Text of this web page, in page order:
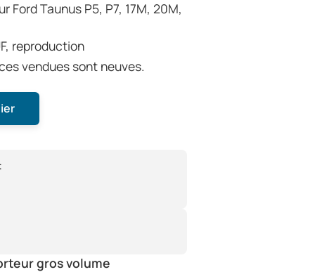
reproduction
vendues sont neuves.
gros volume